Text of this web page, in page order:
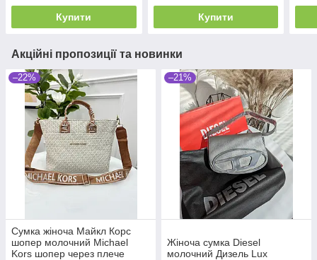
Купити Купити
Акційні пропозиції та новинки
–22%
Сумка жіноча Майкл Корс
шопер молочний Michael
Kors шопер через плече
–21%
Жіноча сумка Diesel
молочний Дизель Lux